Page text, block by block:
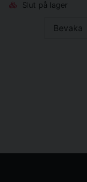
Slut på lager
Bevaka